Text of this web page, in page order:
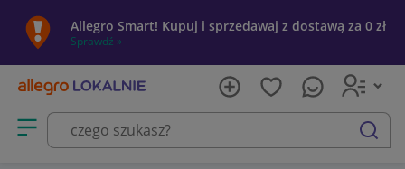
Allegro Smart! Kupuj i sprzedawaj z dostawą za 0 zł
Sprawdź »
Otwórz menu z kategoriami
szukaj